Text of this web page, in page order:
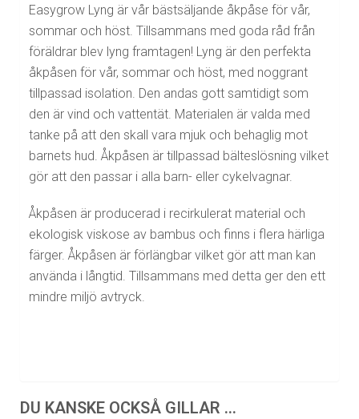
Easygrow Lyng är vår bästsäljande åkpåse för vår,
sommar och höst. Tillsammans med goda råd från
föräldrar blev lyng framtagen! Lyng är den perfekta
åkpåsen för vår, sommar och höst, med noggrant
tillpassad isolation. Den andas gott samtidigt som
den är vind och vattentät. Materialen är valda med
tanke på att den skall vara mjuk och behaglig mot
barnets hud. Åkpåsen är tillpassad bälteslösning vilket
gör att den passar i alla barn- eller cykelvagnar.
Åkpåsen är producerad i recirkulerat material och
ekologisk viskose av bambus och finns i flera härliga
färger. Åkpåsen är förlängbar vilket gör att man kan
använda i långtid. Tillsammans med detta ger den ett
mindre miljö avtryck.
DU KANSKE OCKSÅ GILLAR …